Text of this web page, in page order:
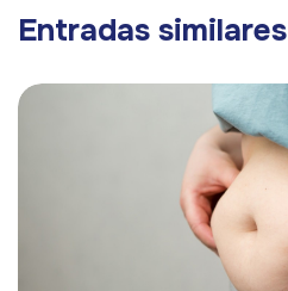
Entradas similares